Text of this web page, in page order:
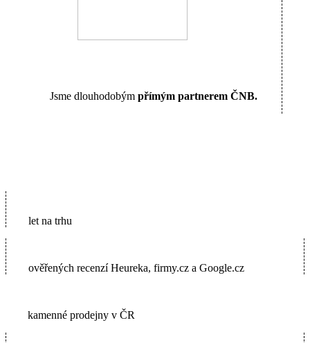
Jsme dlouhodobým přímým partnerem ČNB.
let na trhu
ověřených recenzí Heureka, firmy.cz a Google.cz
kamenné prodejny v ČR